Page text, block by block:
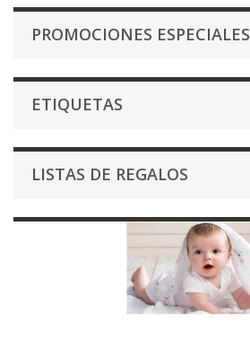
PROMOCIONES ESPECIALES
ETIQUETAS
LISTAS DE REGALOS